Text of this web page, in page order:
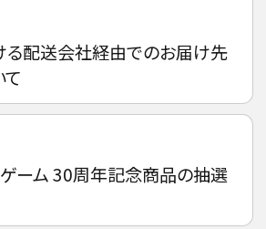
る配送会社経由でのお届け先
ーム 30周年記念商品の抽選